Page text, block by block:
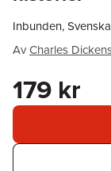
Inbunden,
AvCharles
179 kr